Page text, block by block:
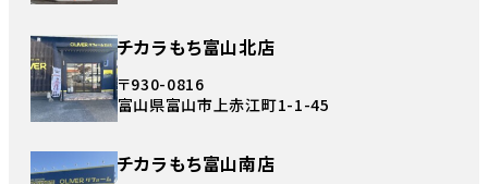
チカラもち富山北店
〒930-0816
富山県富山市上赤江町1-1-45
チカラもち富山南店